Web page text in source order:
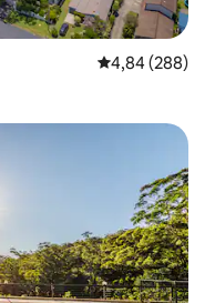
4,84 de uma
4,84 (288)